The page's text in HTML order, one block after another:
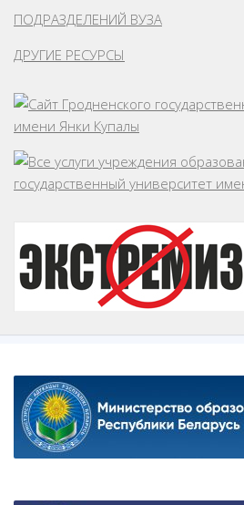
ПОДРАЗДЕЛЕНИЙ ВУЗА
ДРУГИЕ РЕСУРСЫ